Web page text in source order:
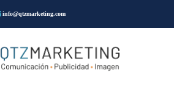
info@qtzmarketing.com